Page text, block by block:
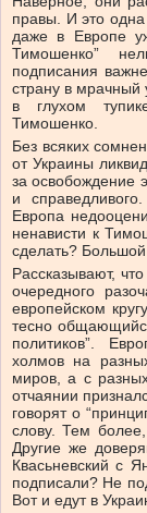
правы. И это
даже в Европе
Тимошенко”
подписания
страну в мрачный
в глухом
Тимошенко.
Без всяких
от Украины
за освобождение
и
Европа
ненависти к
сделать?
Рассказывают,
очередного
европейском
тесно
политиков”.
холмов на
миров, а с
отчаянии
говорят о
слову. Тем
Другие же
Квасьневский с
подписали? Не
Вот и едут в